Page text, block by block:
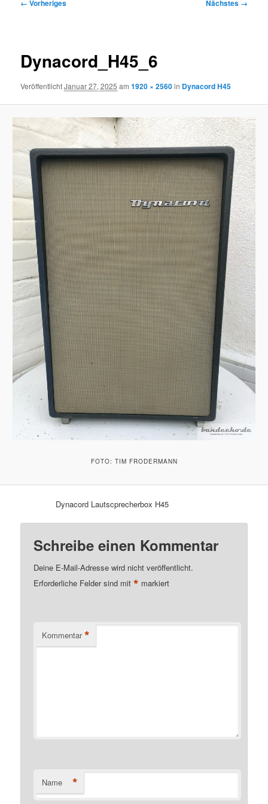
← Vorheriges Nächstes →
Dynacord_H45_6
VeröffentlichtJanuar 27, 2025 am1920 × 2560in Dynacord H45
FOTO: TIM FRODERMANN
Dynacord Lautscprecherbox H45
Schreibe einen Kommentar
Deine E-Mail-Adresse wird nicht veröffentlicht.
Erforderliche Felder sind mit* markiert
Kommentar *
Name *